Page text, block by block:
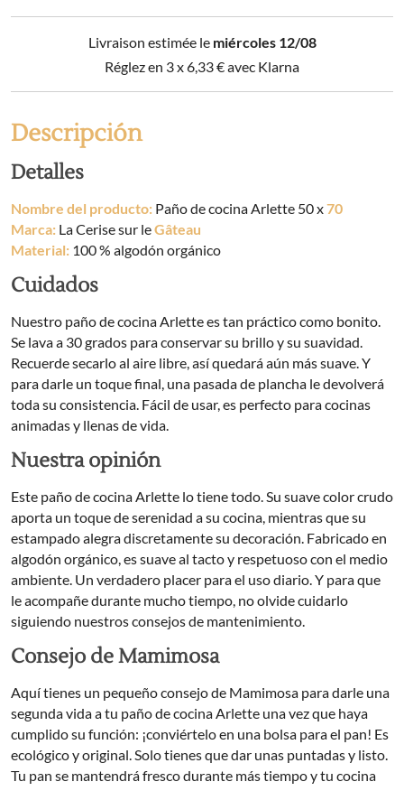
Livraison estimée le miércoles 12/08
Réglez en 3 x6,33€avec Klarna
Descripción
Detalles
Nombre del producto: Paño de cocina Arlette 50 x70
Marca: La Cerise sur leGâteau
Material: 100 % algodón orgánico
Cuidados
Nuestro paño de cocina Arlette es tan práctico como bonito.
Se lava a 30 grados para conservar su brillo y su suavidad.
Recuerde secarlo al aire libre, así quedará aún más suave. Y
para darle un toque final, una pasada de plancha le devolverá
toda su consistencia. Fácil de usar, es perfecto para cocinas
animadas y llenas de vida.
Nuestra opinión
Este paño de cocina Arlette lo tiene todo. Su suave color crudo
aporta un toque de serenidad a su cocina, mientras que su
estampado alegra discretamente su decoración. Fabricado en
algodón orgánico, es suave al tacto y respetuoso con el medio
ambiente. Un verdadero placer para el uso diario. Y para que
le acompañe durante mucho tiempo, no olvide cuidarlo
siguiendo nuestros consejos de mantenimiento.
Consejo de Mamimosa
Aquí tienes un pequeño consejo de Mamimosa para darle una
segunda vida a tu paño de cocina Arlette una vez que haya
cumplido su función: ¡conviértelo en una bolsa para el pan! Es
ecológico y original. Solo tienes que dar unas puntadas y listo.
Tu pan se mantendrá fresco durante más tiempo y tu cocina